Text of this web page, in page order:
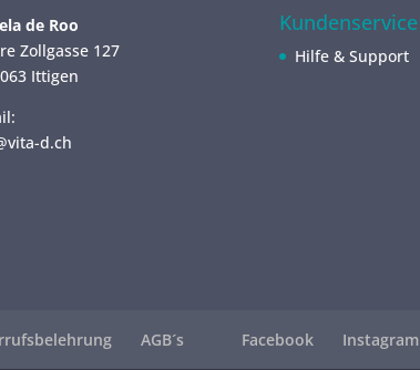
de Roo
Zollgasse 127
Ittigen
d.ch
Kundenservice
Hilfe & Support
AGB´s Facebook Instagram